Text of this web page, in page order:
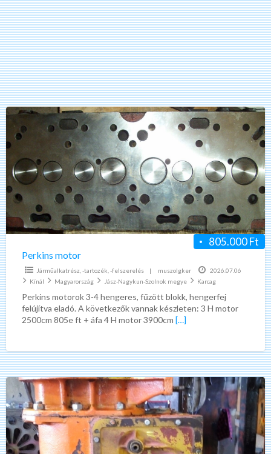
Perkins
motor
805.000 Ft
Perkins motor
Járműalkatrész, -tartozék, -felszerelés | muszolgker
2026.07.06
Kínál
Magyarország Jász-Nagykun-Szolnok megye Karcag
Perkins motorok 3-4 hengeres, fűzött blokk, hengerfej
felújítva eladó. A következők vannak készleten: 3 H motor
2500cm 805e ft + áfa 4 H motor 3900cm […]
Balkancar
bolgár
targonca
váltó
eladó